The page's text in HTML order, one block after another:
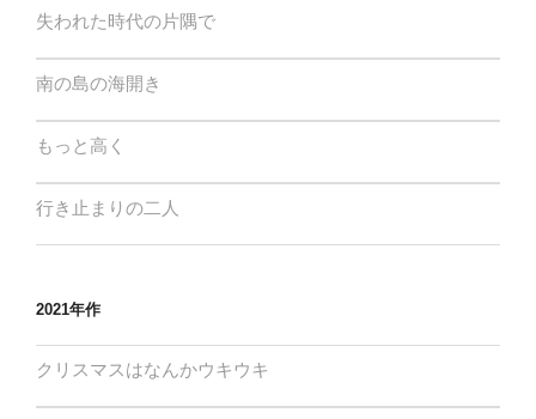
失われた時代の片隅で
南の島の海開き
もっと高く
行き止まりの二人
2021年作
クリスマスはなんかウキウキ